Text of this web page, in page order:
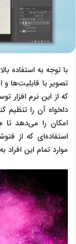
با توجه به استفاده
تصویر با قابلیت‌ها
که از این نرم افزار
دلخواه آن را تنظیم
امکان را می‌دهد تا
استفاده‌ای که از
موارد تمام این افراد